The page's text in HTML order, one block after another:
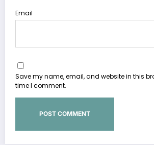
Email
Save my name, email, and website in this
time I comment.